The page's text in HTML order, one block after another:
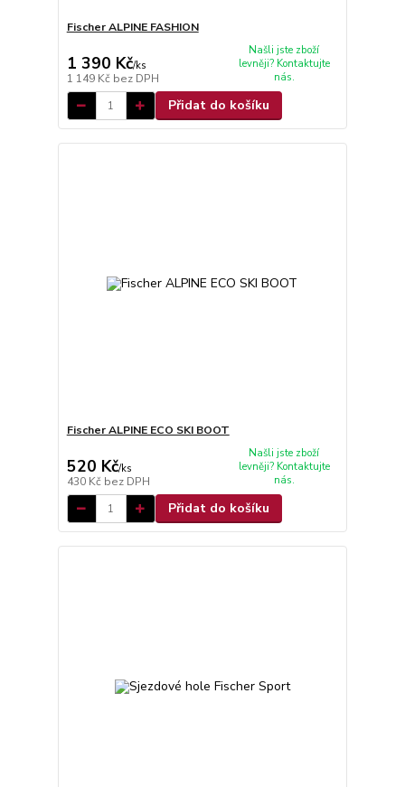
Fischer ALPINE FASHION
1 390 Kč/ks
1 149 Kč bez DPH
Našli jste zboží
levněji? Kontaktujte
nás.
Přidat do košíku
Fischer ALPINE ECO SKI BOOT
520 Kč/ks
430 Kč bez DPH
Našli jste zboží
levněji? Kontaktujte
nás.
Přidat do košíku